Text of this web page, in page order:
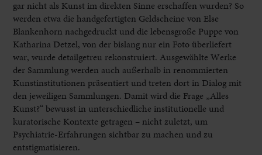
gar nicht als Kunst im direkten Sinne erschaffen wurden? So
werden etwa die handgefertigten Geldscheine von Else
Blankenhorn nachgedruckt und die lebensgroße Puppe von
Katharina Detzel, von der bislang nur ein Foto überliefert
war, wurde detailgetreu rekonstruiert. Ausgewählte Werke
der Sammlung werden auch außerhalb in renommierten
Kunstinstitutionen präsentiert und treten dort in Dialog mit
den jeweiligen Sammlungen. Damit wird die Frage „Alles
Kunst?“ bewusst in unterschiedliche institutionelle und
kuratorische Kontexte getragen – nicht zuletzt, um
Psychiatrie-Erfahrungen sichtbar zu machen und zu
entstigmatisieren.